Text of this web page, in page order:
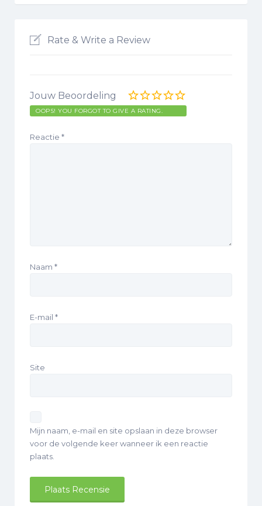
Rate & Write a Review
Jouw Beoordeling
OOPS! YOU FORGOT TO GIVE A RATING.
Reactie *
Naam *
E-mail *
Site
Mijn naam, e-mail en site opslaan in deze browser
voor de volgende keer wanneer ik een reactie
plaats.